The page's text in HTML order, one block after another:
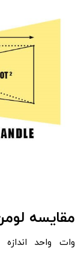
مقایسه
وات واحد